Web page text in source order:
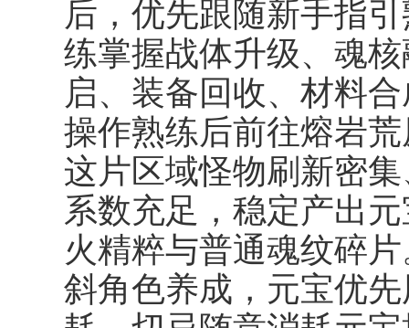
后，优先跟随新手指
练掌握战体升级、魂
启、装备回收、材料
操作熟练后前往熔岩
这片区域怪物刷新密
系数充足，稳定产出
火精粹与普通魂纹碎
斜角色养成，元宝优